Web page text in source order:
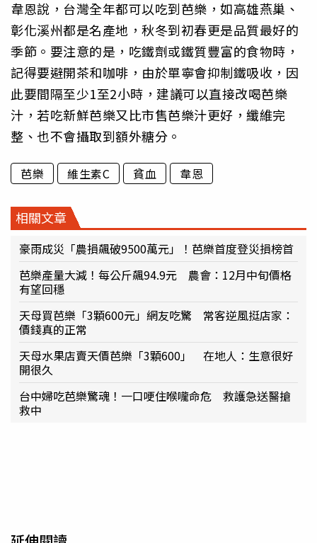
韋恩說，台灣全年都可以吃到芭樂，如高雄燕巢、
彰化溪州都是名產地，秋冬到初春更是品質最好的
季節。要注意的是，吃鐵劑或鐵質豐富的食物時，
記得要避開茶和咖啡，由於單寧會抑制鐵吸收，因
此要間隔至少1至2小時，建議可以直接改喝芭樂
汁，若吃新鮮芭樂又比市售芭樂汁更好，纖維完
整、也不會攝取到額外糖分。
芭樂 維生素C 貧血 韋恩
相關文章
豪雨成災「農損飆破9500萬元」！芭樂首度登災損榜首
芭樂產量大減！每公斤飆94.9元 農會：12月中旬價格
有望回穩
天母買芭樂「3顆600元」網友吃驚 常客逆風挺店家：
價錢真的正常
天母水果店賣天價芭樂「3顆600」 在地人：生意很好
開很久
台中婦吃芭樂驚魂！一口哽住喉嚨命危 救護急送醫搶
救中